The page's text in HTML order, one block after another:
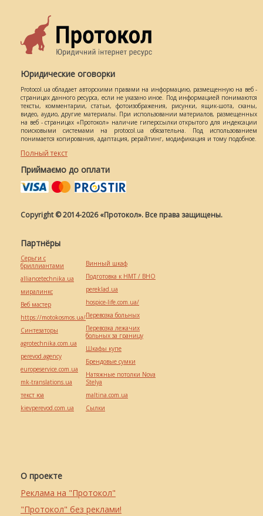
Юридические оговорки
Protocol.ua обладает авторскими правами на информацию, размещенную на веб -
страницах данного ресурса, если не указано иное. Под информацией понимаются
тексты, комментарии, статьи, фотоизображения, рисунки, ящик-шота, сканы,
видео, аудио, другие материалы. При использовании материалов, размещенных
на веб - страницах «Протокол» наличие гиперссылки открытого для индексации
поисковыми системами на protocol.ua обязательна. Под использованием
понимается копирования, адаптация, рерайтинг, модификация и тому подобное.
Полный текст
Приймаємо до оплати
Copyright © 2014-2026 «Протокол». Все права защищены.
О проекте
Реклама на "Протокол"
"Протокол" без реклами!
Партнёры
Серьги с
бриллиантами
alliancetechnika.ua
миралинкс
Веб мастер
https://motokosmos.ua/
Синтезаторы
agrotechnika.com.ua
perevod.agency
europeservice.com.ua
mk-translations.ua
текст юа
kievperevod.com.ua
Винный шкаф
Подготовка к НМТ / ВНО
pereklad.ua
hospice-life.com.ua/
Перевозка больных
Перевозка лежачих
больных за границу
Шкафы купе
Брендовые сумки
Натяжные потолки Nova
Stelya
maltina.com.ua
Cылки